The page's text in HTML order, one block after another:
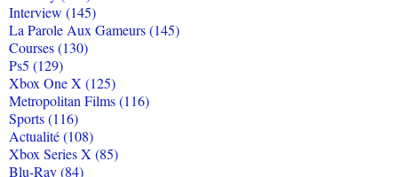
Interview (145)
La Parole Aux Gameurs (145)
Courses (130)
Ps5 (129)
Xbox One X (125)
Metropolitan Films (116)
Sports (116)
Actualité (108)
Xbox Series X (85)
Blu-Ray (84)